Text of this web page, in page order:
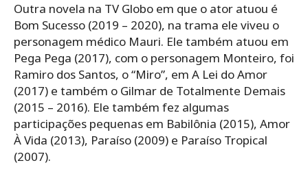
Outra novela na TV Globo em que o ator atuou é
Bom Sucesso (2019 – 2020), na trama ele viveu o
personagem médico Mauri. Ele também atuou em
Pega Pega (2017), com o personagem Monteiro, foi
Ramiro dos Santos, o “Miro”, em A Lei do Amor
(2017) e também o Gilmar de Totalmente Demais
(2015 – 2016). Ele também fez algumas
participações pequenas em Babilônia (2015), Amor
À Vida (2013), Paraíso (2009) e Paraíso Tropical
(2007).